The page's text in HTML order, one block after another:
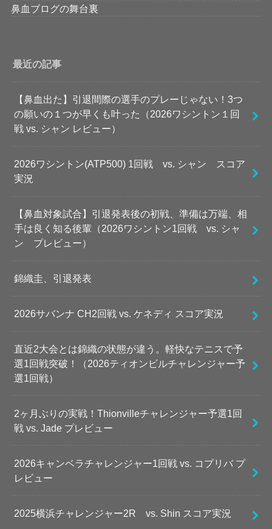
鼻血ブログの舞台裏
最近の記事
【鼻血出た】引退間際の選手のプレーじゃない！3つ
の願いの１つが早くも叶った（2026ワシントン１回
戦 vs. シャン レビュー）
2026ワシントン(ATP500) 1回戦 vs. シャン スコア
実況
【鼻血対象試合】引退発表後の初戦、準備は万端、相
手は良く知る後輩（2026ワシントン1回戦 vs. シャ
ン プレビュー）
錦織圭、引退発表
2026サバンナ CH2回戦 vs. ケネディ スコア実況
直近2大会とは錦織の状態が違う。軽快なテニスで予
選1回戦突破！（2026ティオンビルチャレンジャー予
選1回戦）
2ヶ月ぶりの実戦！Thionvilleチャレンジャー予選1回
戦 vs. Jade プレビュー
2026キャンベラチャレンジャー1回戦 vs. コプリバ プ
レビュー
2025横浜チャレンジャー2R vs. Shin スコア実況